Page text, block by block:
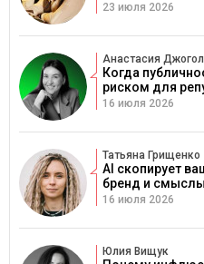
23 июля 2026
Анастасия
Когда
риском для
16 июля 2026
Татьяна Грищенко
AI скопирует
бренд и
16 июля 2026
Юлия Вищук